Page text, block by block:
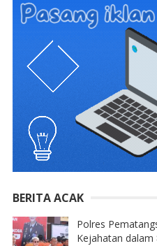
BERITA ACAK
Polres
Kejahatan dalam